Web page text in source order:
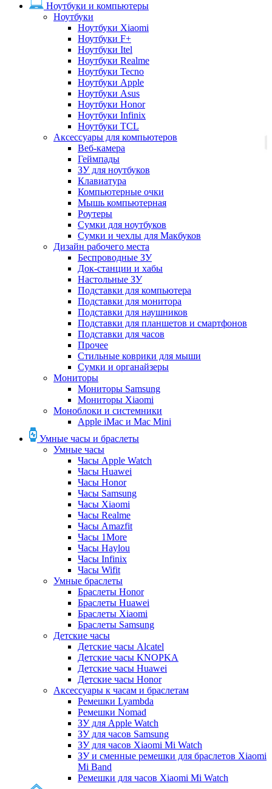
Ноутбуки и компьютеры
Ноутбуки
Ноутбуки Xiaomi
Ноутбуки F+
Ноутбуки Itel
Ноутбуки Realme
Ноутбуки Tecno
Ноутбуки Apple
Ноутбуки Asus
Ноутбуки Honor
Ноутбуки Infinix
Ноутбуки TCL
Аксессуары для компьютеров
Веб-камера
Геймпады
ЗУ для ноутбуков
Клавиатура
Компьютерные очки
Мышь компьютерная
Роутеры
Сумки для ноутбуков
Сумки и чехлы для Макбуков
Дизайн рабочего места
Беспроводные ЗУ
Док-станции и хабы
Настольные ЗУ
Подставки для компьютера
Подставки для монитора
Подставки для наушников
Подставки для планшетов и смартфонов
Подставки для часов
Прочее
Стильные коврики для мыши
Сумки и органайзеры
Мониторы
Мониторы Samsung
Мониторы Xiaomi
Моноблоки и системники
Apple iMac и Mac Mini
Умные часы и браслеты
Умные часы
Часы Apple Watch
Часы Huawei
Часы Honor
Часы Samsung
Часы Xiaomi
Часы Realme
Часы Amazfit
Часы 1More
Часы Haylou
Часы Infinix
Часы Wifit
Умные браслеты
Браслеты Honor
Браслеты Huawei
Браслеты Xiaomi
Браслеты Samsung
Детские часы
Детские часы Alcatel
Детские часы KNOPKA
Детские часы Huawei
Детские часы Honor
Аксессуары к часам и браслетам
Ремешки Lyambda
Ремешки Nomad
ЗУ для Apple Watch
ЗУ для часов Samsung
ЗУ для часов Xiaomi Mi Watch
ЗУ и сменные ремешки для браслетов Xiaomi
Mi Band
Ремешки для часов Xiaomi Mi Watch